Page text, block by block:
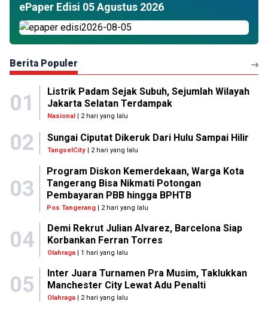
ePaper Edisi 05 Agustus 2026
Berita Populer
01
Listrik Padam Sejak Subuh, Sejumlah Wilayah
Jakarta Selatan Terdampak
Nasional| 2 hari yang lalu
02 Sungai Ciputat Dikeruk Dari Hulu Sampai Hilir
TangselCity | 2 hari yang lalu
03
Program Diskon Kemerdekaan, Warga Kota
Tangerang Bisa Nikmati Potongan
Pembayaran PBB hingga BPHTB
Pos Tangerang | 2 hari yang lalu
04
Demi Rekrut Julian Alvarez, Barcelona Siap
Korbankan Ferran Torres
Olahraga| 1 hari yang lalu
05
Inter Juara Turnamen Pra Musim, Taklukkan
Manchester City Lewat Adu Penalti
Olahraga| 2 hari yang lalu